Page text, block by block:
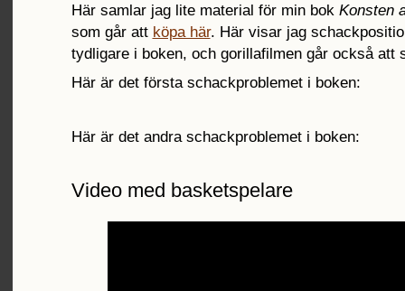
Här samlar jag lite material för min bokKonsten
som går att köpa här. Här visar jag
tydligare i boken, och gorillafilmen går också att
Här är det första schackproblemet i boken:
Här är det andra schackproblemet i boken:
Video med basketspelare